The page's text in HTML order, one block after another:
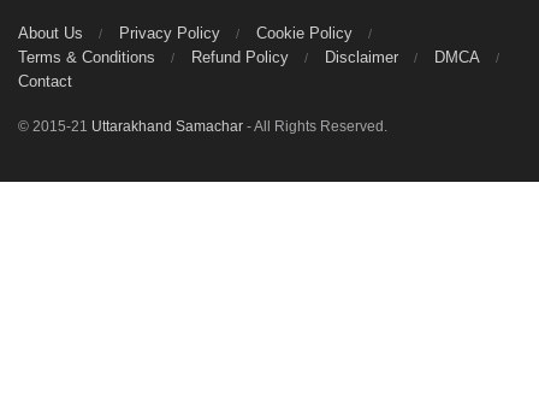
About Us Privacy Policy
Cookie Policy
Terms & Conditions
Refund Policy Disclaimer
DMCA
Contact
© 2015-21 Uttarakhand Samachar - All Rights Reserved.